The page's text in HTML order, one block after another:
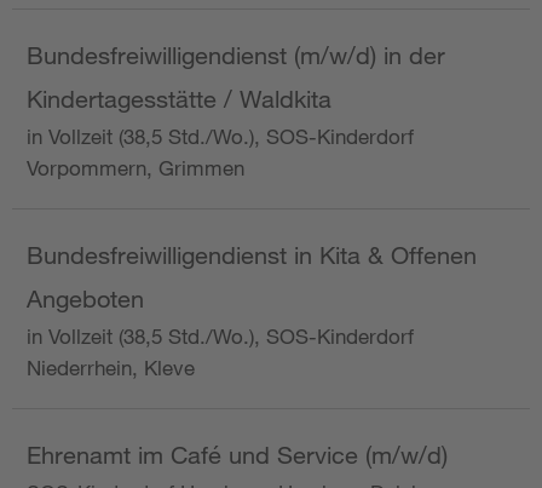
Bundesfreiwilligendienst (m/w/d) in der
Kindertagesstätte / Waldkita
in Vollzeit (38,5 Std./Wo.), SOS-Kinderdorf
Vorpommern, Grimmen
Bundesfreiwilligendienst in Kita & Offenen
Angeboten
in Vollzeit (38,5 Std./Wo.), SOS-Kinderdorf
Niederrhein, Kleve
Ehrenamt im Café und Service (m/w/d)